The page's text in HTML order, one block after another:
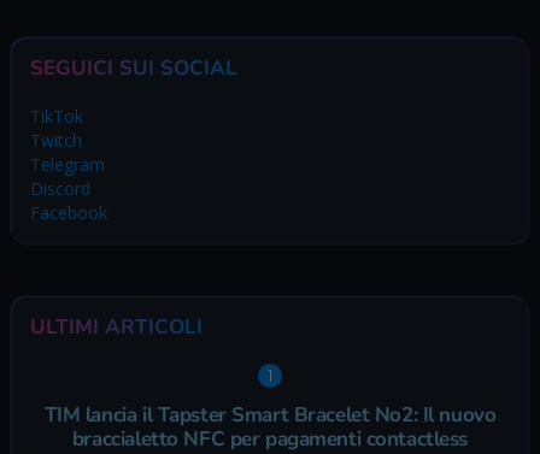
SEGUICI SUI SOCIAL
TikTok
Twitch
Telegram
Discord
Facebook
ULTIMI ARTICOLI
TIM lancia il Tapster Smart Bracelet No2: Il nuovo
braccialetto NFC per pagamenti contactless